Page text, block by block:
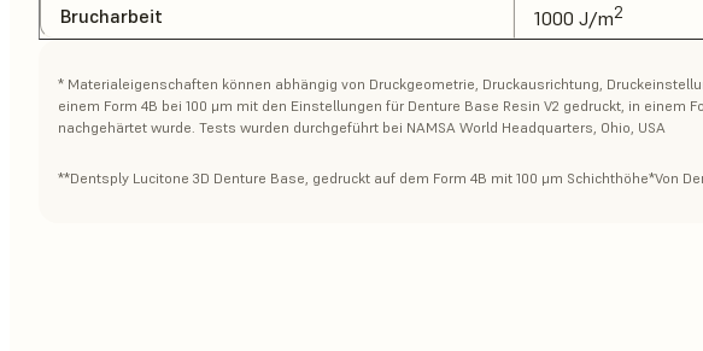
Brucharbeit 1000 J/m2
* Materialeigenschaften können abhängig von Druckgeometrie, Druckausrichtung,
einem Form 4B bei 100 μm mit den Einstellungen für Denture Base Resin V2 gedruckt, in einem
nachgehärtet wurde. Tests wurden durchgeführt bei NAMSA World Headquarters, Ohio, USA
**Dentsply Lucitone 3D Denture Base, gedruckt auf dem Form 4B mit 100 μm Schichthöhe*Von